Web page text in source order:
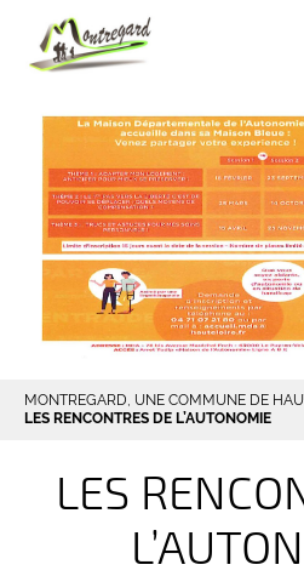
MONTREGARD, UNE COMMUNE DE
LES RENCONTRES DE L’AUTONOMIE
LES